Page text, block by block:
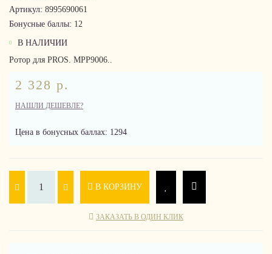
Артикул: 8995690061
Бонусные баллы: 12
В НАЛИЧИИ
Ротор для PROS. MPP9006..
2 328 р.
НАШЛИ ДЕШЕВЛЕ?
Цена в бонусных баллах: 1294
В КОРЗИНУ
ЗАКАЗАТЬ В ОДИН КЛИК